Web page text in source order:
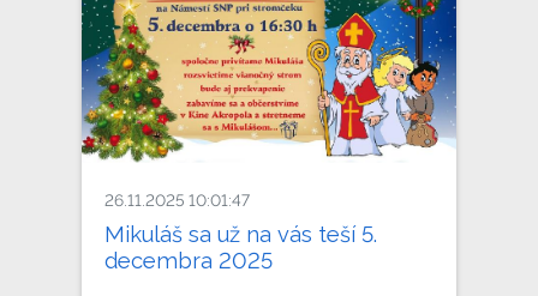
26.11.2025 10:01:47
Mikuláš sa už na vás teší 5.
decembra 2025